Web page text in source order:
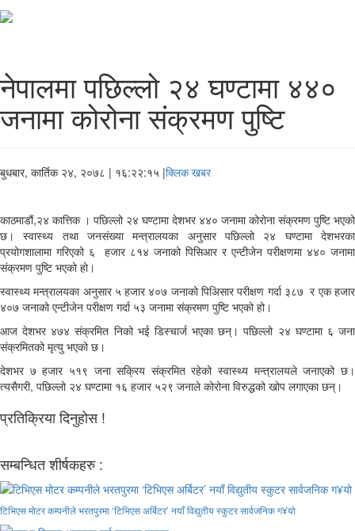
नेपालमा पछिल्लो २४ घण्टामा ४४०
जनामा कोरोना संक्रमण पुष्टि
बुधबार, कार्तिक २४, २०७८ | १६:२२:१५ |क्लिक खबर
काठमाडौं,२४ कात्तिक । पछिल्लो २४ घण्टामा देशभर ४४० जनामा कोरोना संक्रमण पुष्टि भएको
छ। स्वास्थ्य तथा जनसंख्या मन्त्रालयका अनुसार पछिल्लो २४ घण्टामा देशभरका
प्रयोगशालामा गरिएको ६ हजार ८१४ जनाको पिसिआर र एन्टीजेन परीक्षणमा ४४० जनामा
संक्रमण पुष्टि भएको हो।
स्वास्थ्य मन्त्रालयका अनुसार ५ हजार ४०७ जनाको पिअिसार परीक्षण गर्दा ३८७ र एक हजार
४०७ जनाको एन्टीजेन परीक्षण गर्दा ५३ जनामा संक्रमण पुष्टि भएको हो।
आज देशभर ४७४ संक्रमित निको भई डिस्चार्ज भएका छन्। पछिल्लो २४ घण्टामा ६ जना
संक्रमितको मृत्यु भएको छ।
देशभर ७ हजार ५१९ जना सक्रिय संक्रमित रहेको स्वास्थ्य मन्त्रालयले जनाएको छ।
त्यसैगरी, पछिल्लो २४ घण्टामा १६ हजार ५२९ जनाले कोरोना विरुद्धको खोप लगाएका छन्।
प्रतिक्रिया दिनुहोस !
सम्बन्धित शीर्षकहरु :
टिभिएस मोटर कम्पनीले भरतपुरमा ‘टिभिएस अर्बिटर’ नयाँ विद्युतीय स्कुटर सार्वजनिक ग¥यो